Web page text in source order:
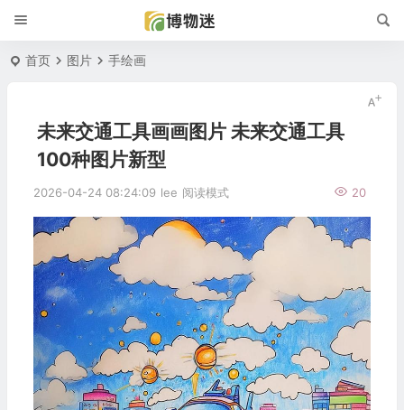
首页 图片 手绘画
未来交通工具画画图片 未来交通工具
100种图片新型
2026-04-24 08:24:09 lee 20
阅读模式